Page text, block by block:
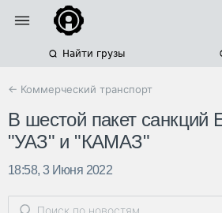
Найти грузы
← Коммерческий транспорт
В шестой пакет санкций
"УАЗ" и "КАМАЗ"
18:58, 3 Июня 2022